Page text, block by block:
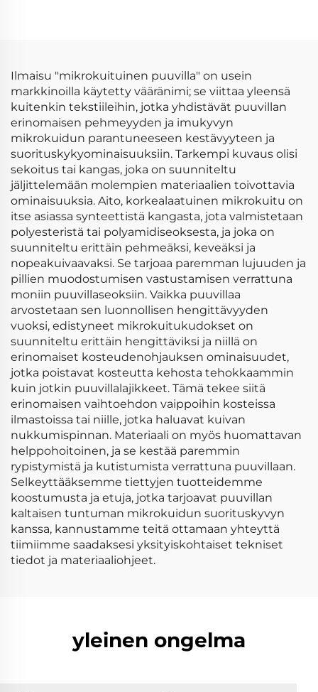
kaikkiin
vuodenaikoihin
Ilmaisu "mikrokuituinen puuvilla" on usein
markkinoilla käytetty vääränimi; se viittaa yleensä
kuitenkin tekstiileihin, jotka yhdistävät puuvillan
erinomaisen pehmeyyden ja imukyvyn
mikrokuidun parantuneeseen kestävyyteen ja
suorituskykyominaisuuksiin. Tarkempi kuvaus olisi
sekoitus tai kangas, joka on suunniteltu
jäljittelemään molempien materiaalien toivottavia
ominaisuuksia. Aito, korkealaatuinen mikrokuitu on
itse asiassa synteettistä kangasta, jota valmistetaan
polyes­teristä tai polyamidiseoksesta, ja joka on
suunniteltu erittäin pehmeäksi, keveäksi ja
nopeakuivaavaksi. Se tarjoaa paremman lujuuden ja
pillien muodostumisen vastustamisen verrattuna
moniin puuvillaseoksiin. Vaikka puuvillaa
arvostetaan sen luonnollisen hengittävyyden
vuoksi, edistyneet mikrokuitukudokset on
suunniteltu erittäin hengittäviksi ja niillä on
erinomaiset kosteudenohjauksen ominaisuudet,
jotka poistavat kosteutta kehosta tehokkaammin
kuin jotkin puuvillalajikkeet. Tämä tekee siitä
erinomaisen vaihtoehdon vaippoihin kosteissa
ilmastoissa tai niille, jotka haluavat kuivan
nukkumispinnan. Materiaali on myös huomattavan
helppohoitoinen, ja se kestää paremmin
rypistymistä ja kutistumista verrattuna puuvillaan.
Selkeyttääksemme tiettyjen tuotteidemme
koostumusta ja etuja, jotka tarjoavat puuvillan
kaltaisen tuntuman mikrokuidun suorituskyvyn
kanssa, kannustamme teitä ottamaan yhteyttä
tiimiimme saadaksesi yksityiskohtaiset tekniset
tiedot ja materiaaliohjeet.
yleinen ongelma